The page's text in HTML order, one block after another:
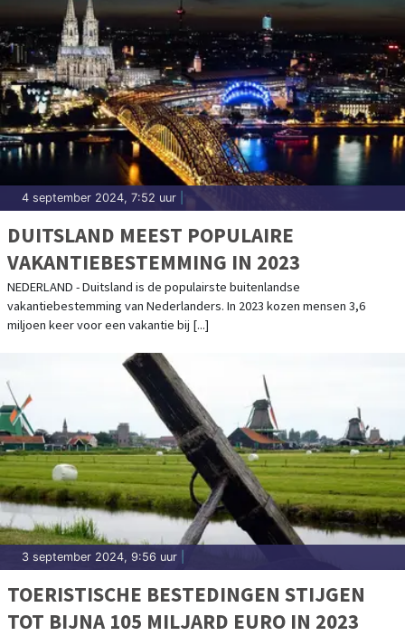
4 september 2024, 7:52 uur
DUITSLAND MEEST POPULAIRE
VAKANTIEBESTEMMING IN 2023
NEDERLAND - Duitsland is de populairste buitenlandse
vakantiebestemming van Nederlanders. In 2023 kozen mensen 3,6
miljoen keer voor een vakantie bij [...]
3 september 2024, 9:56 uur
TOERISTISCHE BESTEDINGEN STIJGEN
TOT BIJNA 105 MILJARD EURO IN 2023